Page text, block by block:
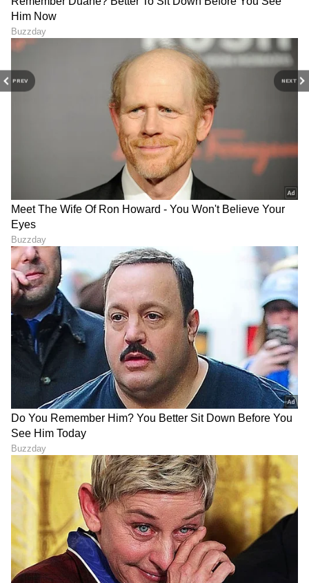
PREV NEXT
ಒಟ್ಟು ಯೋಜನಾ ಉದ್ದ: 30.894 ಕಿ.ಮೀ.
ಮುಖ್ಯ ಜೋಜಿಲಾ ಸುರಂಗ: 13.153 ಕಿ.ಮೀ.
ನಿಲ್‌ಗ್ರಾರ್ ಜೋಡಿ ಸುರಂಗಗಳು: 457 ಮೀ. ಹಾಗೂ 1.95
ಕಿ.ಮೀ.
ಭಾರತದಲ್ಲೇ ಅತಿ ಉದ್ದದ ಲಂಬ ಶಾಫ್ಟ್: 474.30 ಮೀ.
ಹಿಮ ರಕ್ಷಣಾ ಗ್ಯಾಲರಿ: 450 ಮೀ.
LATEST VIDEOS
ABOUT THE AUTHOR
KN Kannadaprabha News
1967ರ ನವೆಂಬರ್ 4ರಂದು ಆರಂಭವಾದ ಕನ್ನಡಪ್ರಭ ಕನ್ನಡ
ಪತ್ರಿಕೋದ್ಯಮದಲ್ಲಿಯೇ ವಿಶೇಷ ಛಾಪು ಮೂಡಿಸಿದ ಕನ್ನಡ ದಿನ
ಪತ್ರಿಕೆ. ದೇಶ, ವಿದೇಶ, ವಾಣಿಜ್ಯ, ಕ್ರೀಡೆ, ಮನೋರಂಜನೆ ಸೇರಿ
ವೈವಿಧ್ಯಮಯ ಸುದ್ದಿಗಳ ಹೂರಣ ಹೊತ್ತು ತರುವ ಕನ್ನಡಪ್ರಭ,
ಕನ್ನಡಿಗರ ಅಸ್ಮಿತೆಯ ಸಂಕೇತ. ಸದಾ ಕರುನಾಡು, ನುಡಿ, ಸಂಸ್ಕೃತಿ
ಪರ ಧ್ವನಿ ಎತ್ತುವ ಕನ್ನಡಪ್ರಭ ದಿನ ಪತ್ರಿಕೆಯಲ್ಲಿ ಪ್ರಕಟಗೊಳ್ಳುವ
ಸುದ್ದಿಗಳು ಸುವರ್ಣ ನ್ಯೂಸ್ ವೆಬ್‌ಸೈಟಲ್ಲೂ ಲಭ್ಯ.
ಸುರಂಗ ಮಾರ್ಗ ಜಮ್ಮು ಮತ್ತು ಕಾಶ್ಮೀರ
ಕರ್ನಾಟಕ, ಭಾರತ (India News) ಮತ್ತು ಜಗತ್ತಿನ
ಕ್ಷಣಕ್ಷಣದ ಕನ್ನಡ ಸುದ್ದಿ (Kannada News)